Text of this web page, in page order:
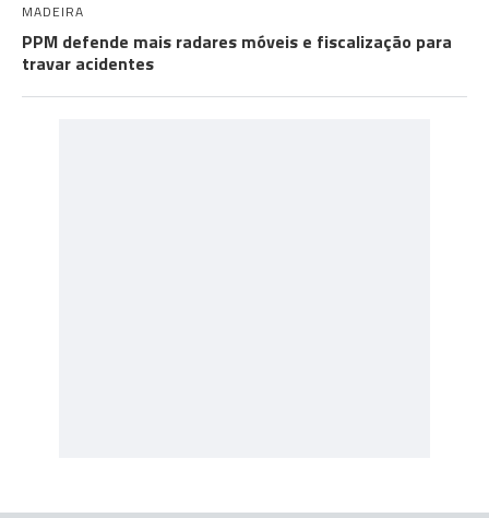
MADEIRA
PPM defende mais radares móveis e fiscalização para
travar acidentes